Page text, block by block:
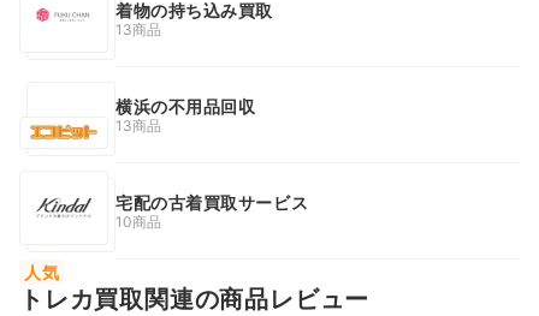
着物の持ち込み買取
13商品
横浜の不用品回収
13商品
宅配の古着買取サービス
10商品
人気
トレカ買取関連の商品レビュー